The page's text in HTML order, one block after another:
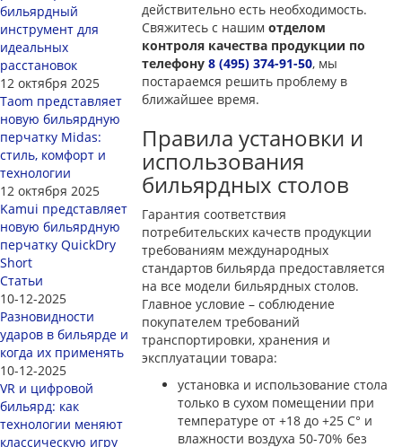
действительно есть необходимость.
Свяжитесь с нашим отделом
контроля качества продукции по
телефону 8 (495) 374-91-50, мы
постараемся решить проблему в
ближайшее время.
Правила установки и
использования
бильярдных столов
Гарантия соответствия
потребительских качеств продукции
требованиям международных
стандартов бильярда предоставляется
на все модели бильярдных столов.
Главное условие – соблюдение
покупателем требований
транспортировки, хранения и
эксплуатации товара:
установка и использование стола
только в сухом помещении при
температуре от +18 до +25 С° и
влажности воздуха 50-70% без
бильярдный
инструмент для
идеальных
расстановок
12 октября 2025
Taom представляет
новую бильярдную
перчатку Midas:
стиль, комфорт и
технологии
12 октября 2025
Kamui представляет
новую бильярдную
перчатку QuickDry
Short
Статьи
10-12-2025
Разновидности
ударов в бильярде и
когда их применять
10-12-2025
VR и цифровой
бильярд: как
технологии меняют
классическую игру